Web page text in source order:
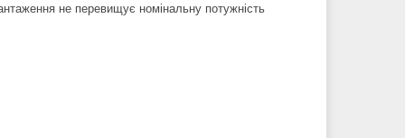
не перевищує номінальну потужність